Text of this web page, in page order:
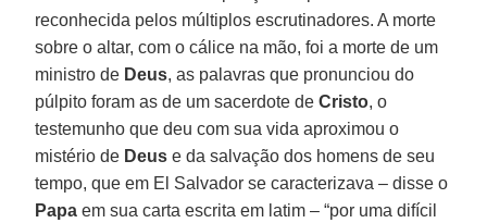
reconhecida pelos múltiplos escrutinadores. A morte
sobre o altar, com o cálice na mão, foi a morte de um
ministro de Deus, as palavras que pronunciou do
púlpito foram as de um sacerdote deCristo, o
testemunho que deu com sua vida aproximou o
mistério de Deus e da salvação dos homens de seu
tempo, que em El Salvador se caracterizava – disse o
Papa em sua carta escrita em latim – “por uma difícil